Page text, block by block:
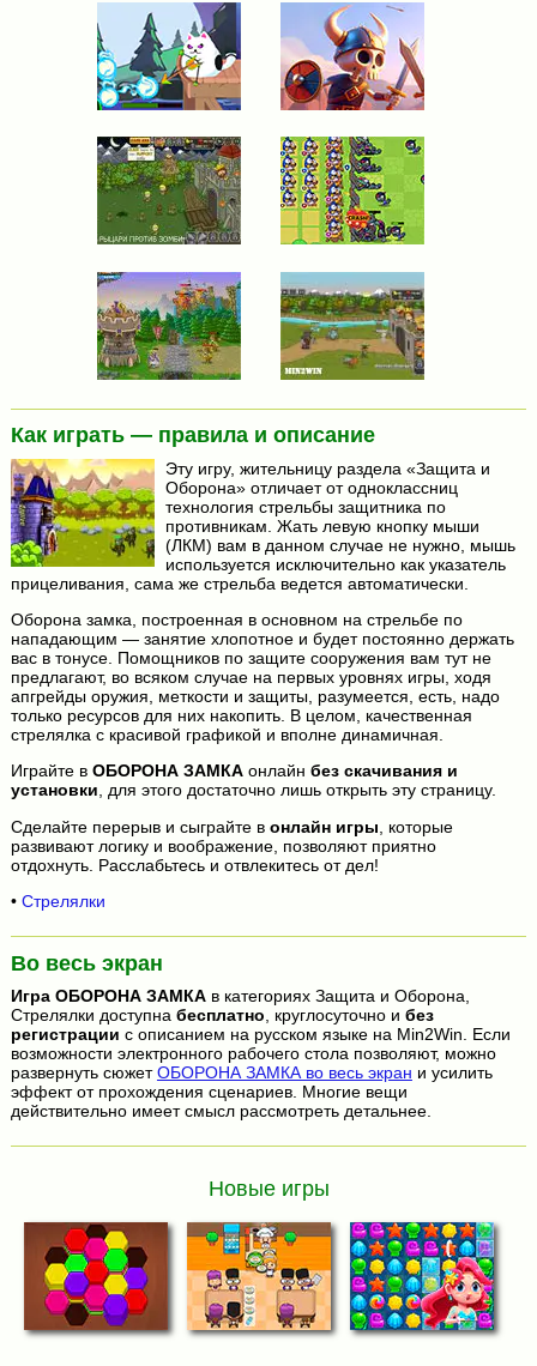
Как играть — правила и описание
Эту игру, жительницу раздела «Защита и
Оборона» отличает от одноклассниц
технология стрельбы защитника по
противникам. Жать левую кнопку мыши
(ЛКМ) вам в данном случае не нужно, мышь
используется исключительно как указатель
прицеливания, сама же стрельба ведется автоматически.
Оборона замка, построенная в основном на стрельбе по
нападающим — занятие хлопотное и будет постоянно держать
вас в тонусе. Помощников по защите сооружения вам тут не
предлагают, во всяком случае на первых уровнях игры, ходя
апгрейды оружия, меткости и защиты, разумеется, есть, надо
только ресурсов для них накопить. В целом, качественная
стрелялка с красивой графикой и вполне динамичная.
Играйте в ОБОРОНА ЗАМКАонлайн без скачивания и
установки, для этого достаточно лишь открыть эту страницу.
Сделайте перерыв и сыграйте в онлайн игры , которые
развивают логику и воображение, позволяют приятно
отдохнуть. Расслабьтесь и отвлекитесь от дел!
• Стрелялки
Во весь экран
Игра ОБОРОНА ЗАМКАв категориях Защита и Оборона,
Стрелялки доступна бесплатно, круглосуточно и без
регистрации с описанием на русском языке на Min2Win. Если
возможности электронного рабочего стола позволяют, можно
развернуть сюжетОБОРОНА ЗАМКА во весь экран и усилить
эффект от прохождения сценариев. Многие вещи
действительно имеет смысл рассмотреть детальнее.
Новые игры